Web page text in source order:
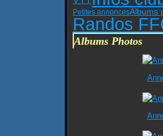
Petites annoncesAlbums
Randos
Albums Photos